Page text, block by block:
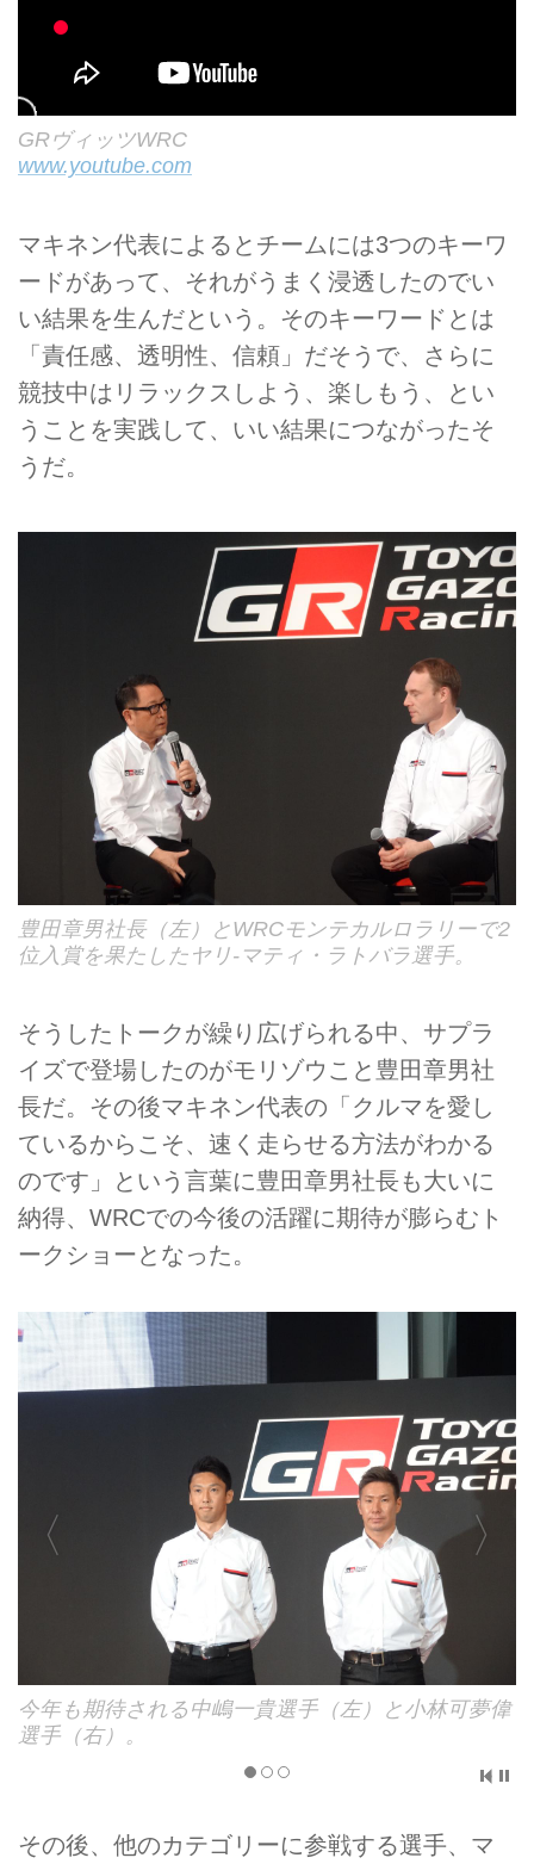
GRヴィッツWRC
www.youtube.com
マキネン代表によるとチームには3つのキーワ
ードがあって、それがうまく浸透したのでい
い結果を生んだという。そのキーワードとは
「責任感、透明性、信頼」だそうで、さらに
競技中はリラックスしよう、楽しもう、とい
うことを実践して、いい結果につながったそ
うだ。
豊田章男社長（左）とWRCモンテカルロラリーで2
位入賞を果たしたヤリ-マティ・ラトバラ選手。
そうしたトークが繰り広げられる中、サプラ
イズで登場したのがモリゾウこと豊田章男社
長だ。その後マキネン代表の「クルマを愛し
ているからこそ、速く走らせる方法がわかる
のです」という言葉に豊田章男社長も大いに
納得、WRCでの今後の活躍に期待が膨らむト
ークショーとなった。
今年からスーパーGTのGT500はLEXUS LC500で戦
うことになる。
その後、他のカテゴリーに参戦する選手、マ